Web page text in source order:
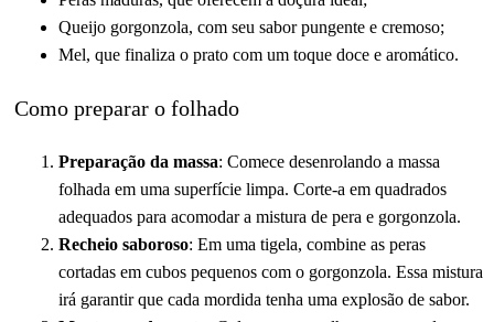
Queijo gorgonzola, com seu sabor pungente e cremoso;
Mel, que finaliza o prato com um toque doce e aromático.
Como preparar o folhado
Preparação da massa: Comece desenrolando a massa
folhada em uma superfície limpa. Corte-a em quadrados
adequados para acomodar a mistura de pera e gorgonzola.
Recheio saboroso: Em uma tigela, combine as peras
cortadas em cubos pequenos com o gorgonzola. Essa mistura
irá garantir que cada mordida tenha uma explosão de sabor.